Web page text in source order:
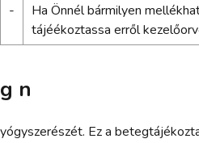
-
Ha Önnél bármilyen
tájéékoztassa erről
g n
yógyszerészét. Ez a